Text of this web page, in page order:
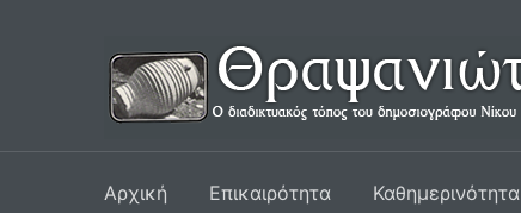
Αρχική Επικαιρότητα Καθημερινότητα